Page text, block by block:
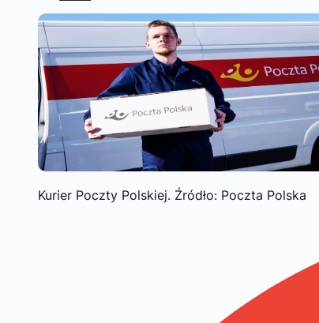
Kurier Poczty Polskiej. Źródło: Poczta Polska